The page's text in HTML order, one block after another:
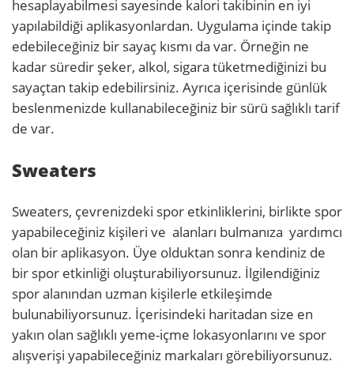
hesaplayabilmesi sayesinde kalori takibinin en iyi
yapılabildiği aplikasyonlardan. Uygulama içinde takip
edebileceğiniz bir sayaç kısmı da var. Örneğin ne
kadar süredir şeker, alkol, sigara tüketmediğinizi bu
sayaçtan takip edebilirsiniz. Ayrıca içerisinde günlük
beslenmenizde kullanabileceğiniz bir sürü sağlıklı tarif
de var.
Sweaters
Sweaters, çevrenizdeki spor etkinliklerini, birlikte spor
yapabileceğiniz kişileri ve alanları bulmanıza yardımcı
olan bir aplikasyon. Üye olduktan sonra kendiniz de
bir spor etkinliği oluşturabiliyorsunuz. İlgilendiğiniz
spor alanından uzman kişilerle etkileşimde
bulunabiliyorsunuz. İçerisindeki haritadan size en
yakın olan sağlıklı yeme-içme lokasyonlarını ve spor
alışverişi yapabileceğiniz markaları görebiliyorsunuz.